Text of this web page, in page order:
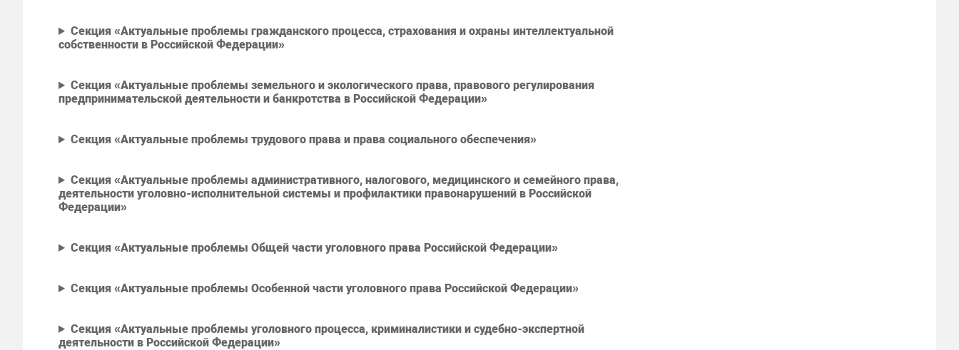
Секция «Актуальные проблемы гражданского процесса, страхования и охраны интеллектуальной
собственности в Российской Федерации»
Секция «Актуальные проблемы земельного и экологического права, правового регулирования
предпринимательской деятельности и банкротства в Российской Федерации»
Секция «Актуальные проблемы трудового права и права социального обеспечения»
Секция «Актуальные проблемы административного, налогового, медицинского и семейного права,
деятельности уголовно-исполнительной системы и профилактики правонарушений в Российской
Федерации»
Секция «Актуальные проблемы Общей части уголовного права Российской Федерации»
Секция «Актуальные проблемы Особенной части уголовного права Российской Федерации»
Секция «Актуальные проблемы уголовного процесса, криминалистики и судебно-экспертной
деятельности в Российской Федерации»